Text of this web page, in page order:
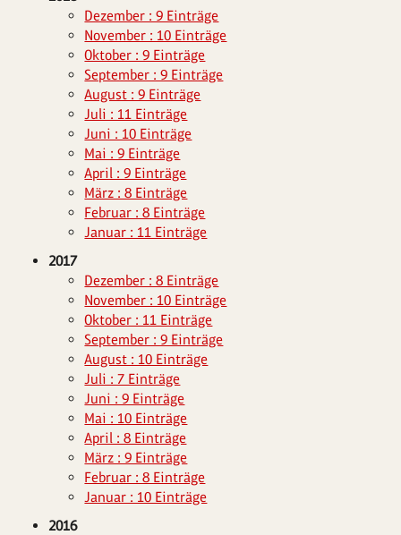
Dezember : 9 Einträge
November : 10 Einträge
Oktober : 9 Einträge
September : 9 Einträge
August : 9 Einträge
Juli : 11 Einträge
Juni : 10 Einträge
Mai : 9 Einträge
April : 9 Einträge
März : 8 Einträge
Februar : 8 Einträge
Januar : 11 Einträge
2017
Dezember : 8 Einträge
November : 10 Einträge
Oktober : 11 Einträge
September : 9 Einträge
August : 10 Einträge
Juli : 7 Einträge
Juni : 9 Einträge
Mai : 10 Einträge
April : 8 Einträge
März : 9 Einträge
Februar : 8 Einträge
Januar : 10 Einträge
2016